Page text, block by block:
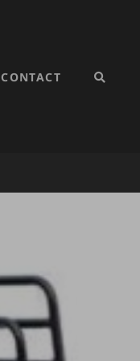
CONTACT